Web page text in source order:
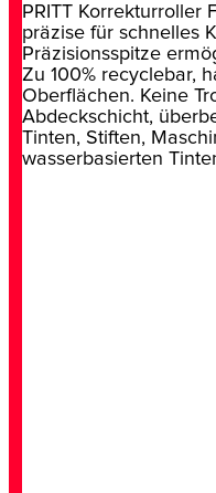
PRITT Korrekturroller
präzise für schnelles
Präzisionsspitze
Zu 100% recyclebar,
Oberflächen. Keine
Abdeckschicht,
Tinten, Stiften,
wasserbasierten